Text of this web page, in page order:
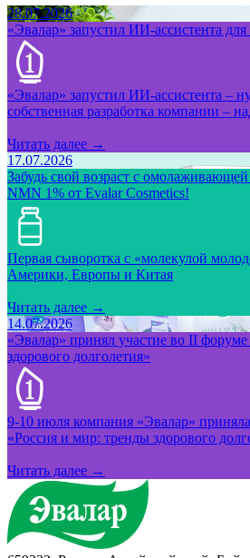
28.07.2026
«Эвалар» запустил ИИ-ассистента
«Эвалар» запустил ИИ-ассистента –
собственная разработка компании –
Читать далее →
17.07.2026
Забудь свой возраст с
NMN 1% от Evalar Cosmetics!
Первая сыворотка с «молекулой
Америки, Европы и Китая
Читать далее →
14.07.2026
«Эвалар» принял участие во II
здорового долголетия»
9-10 июля компания «Эвалар»
«Россия и мир: тренды здорового
Читать далее →